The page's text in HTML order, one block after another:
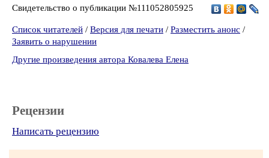
Свидетельство о публикации №111052805925
Список читателей / Версия для печати / Разместить анонс /
Заявить о нарушении
Другие произведения автора Ковалева Елена
Рецензии
Написать рецензию